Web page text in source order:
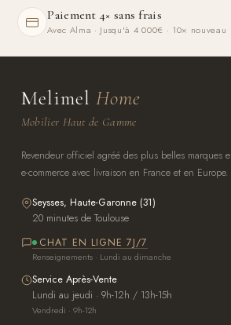
Paiement 4× sans frais
Avec Alma · Jusqu'à 4 000€ · 10× nouveau
Melimel Home
Mobilier Haut de Gamme
Revendeur officiel agréé des plus belles marques
e-commerce avec livraison en France et en Europe.
Seysses, Haute-Garonne (31)
20 minutes de Toulouse
CHAT EN LIGNE 7J/7
Renseignements · Lundi au dimanche
Service Après-Vente
Lundi au jeudi · 9h-12h / 13h-15h
Vendredi · 9h-12h